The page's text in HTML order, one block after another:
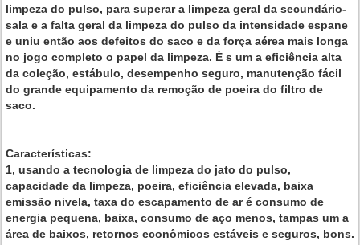
limpeza do pulso, para superar a limpeza geral da secundário-
sala e a falta geral da limpeza do pulso da intensidade espane
e uniu então aos defeitos do saco e da força aérea mais longa
no jogo completo o papel da limpeza. É s um a eficiência alta
da coleção, estábulo, desempenho seguro, manutenção fácil
do grande equipamento da remoção de poeira do filtro de
saco.
Características:
1, usando a tecnologia de limpeza do jato do pulso,
capacidade da limpeza, poeira, eficiência elevada, baixa
emissão nivela, taxa do escapamento de ar é consumo de
energia pequena, baixa, consumo de aço menos, tampas um a
área de baixos, retornos econômicos estáveis e seguros, bons.